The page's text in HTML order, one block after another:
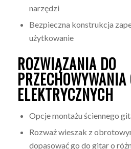
narzędzi
Bezpieczna konstrukcja
użytkowanie
ROZWIĄZANIA DO
ELEKTRYCZNYCH
Opcje montażu ściennego
Rozważ wieszak z
dopasować go do gitar o